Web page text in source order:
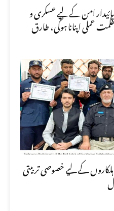
امن کے لیے عسکری و
کے لیے خصوصی تربیتی